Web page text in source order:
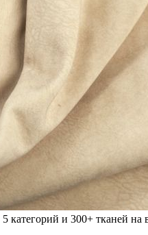
5 категорий и 300+ тканей на